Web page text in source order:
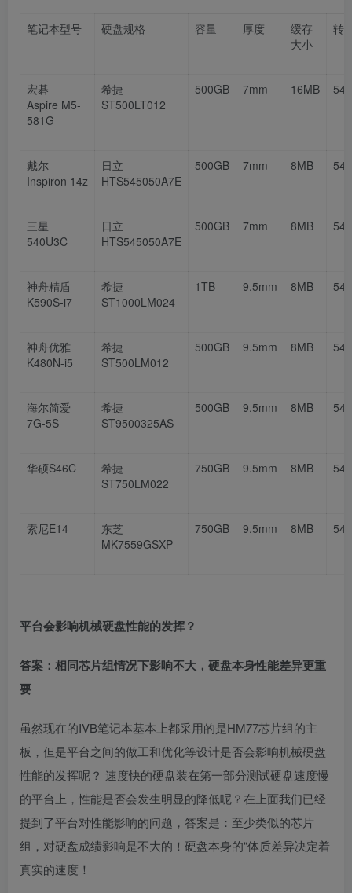
笔记本型号 硬盘规格 容量 厚度
缓存
大小
转
宏碁
Aspire M5-
581G
希捷
ST500LT012
500GB 7mm 16MB
戴尔
Inspiron 14z
日立
HTS545050A7E
500GB 7mm 8MB
三星
540U3C
日立
HTS545050A7E
500GB 7mm 8MB
神舟精盾
K590S-i7
希捷
ST1000LM024
1TB 9.5mm 8MB
神舟优雅
K480N-i5
希捷
ST500LM012
500GB 9.5mm 8MB
海尔简爱
7G-5S
希捷
ST9500325AS
500GB 9.5mm 8MB
华硕S46C
希捷
ST750LM022
750GB 9.5mm 8MB
索尼E14
东芝
MK7559GSXP
750GB 9.5mm 8MB
平台会影响机械硬盘性能的发挥？
答案：相同芯片组情况下影响不大，硬盘本身性能差异更重
要
虽然现在的IVB笔记本基本上都采用的是HM77芯片组的主
板，但是平台之间的做工和优化等设计是否会影响机械硬盘
性能的发挥呢？ 速度快的硬盘装在第一部分测试硬盘速度慢
的平台上，性能是否会发生明显的降低呢？在上面我们已经
提到了平台对性能影响的问题，答案是：至少类似的芯片
组，对硬盘成绩影响是不大的！硬盘本身的“体质差异决定着
真实的速度！